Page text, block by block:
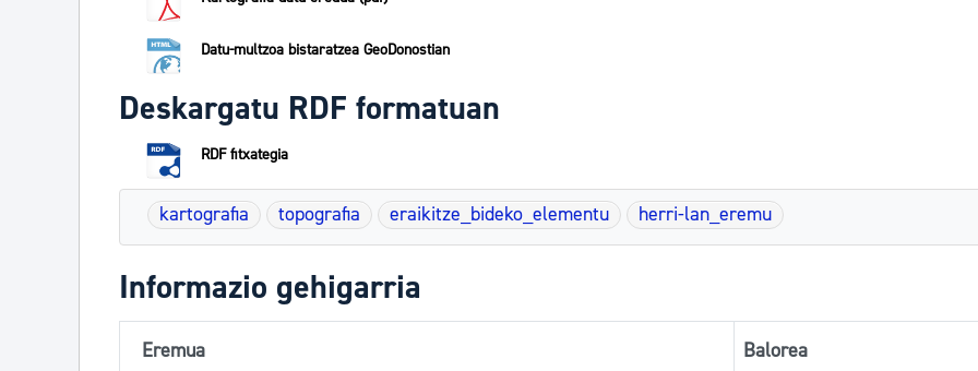
Datu-multzoa bistaratzea GeoDonostian
Deskargatu RDF formatuan
RDF fitxategia
kartografia topografia eraikitze_bideko_elementu herri-lan_eremu
Informazio gehigarria
Eremua Balorea